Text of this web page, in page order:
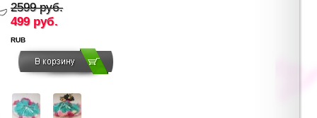
2599 руб.
499 руб.
RUB